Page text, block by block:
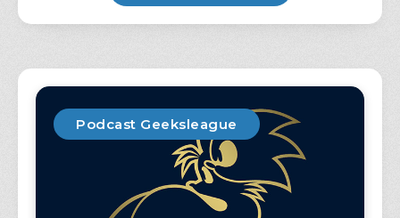
Podcast Geeksleague